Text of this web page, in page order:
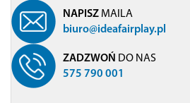
NAPISZ MAILA
biuro@ideafairplay.pl
ZADZWOŃ DO NAS
575 790 001